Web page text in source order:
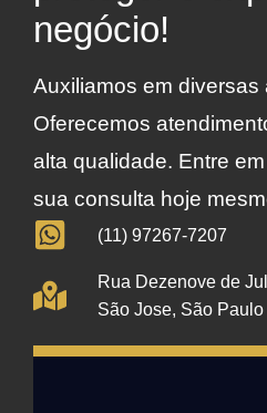
negócio!
Auxiliamos em diversas
Oferecemos
alta qualidade. Entre
sua consulta hoje
(11) 97267-7207
Rua Dezenove de
São Jose, São Paulo